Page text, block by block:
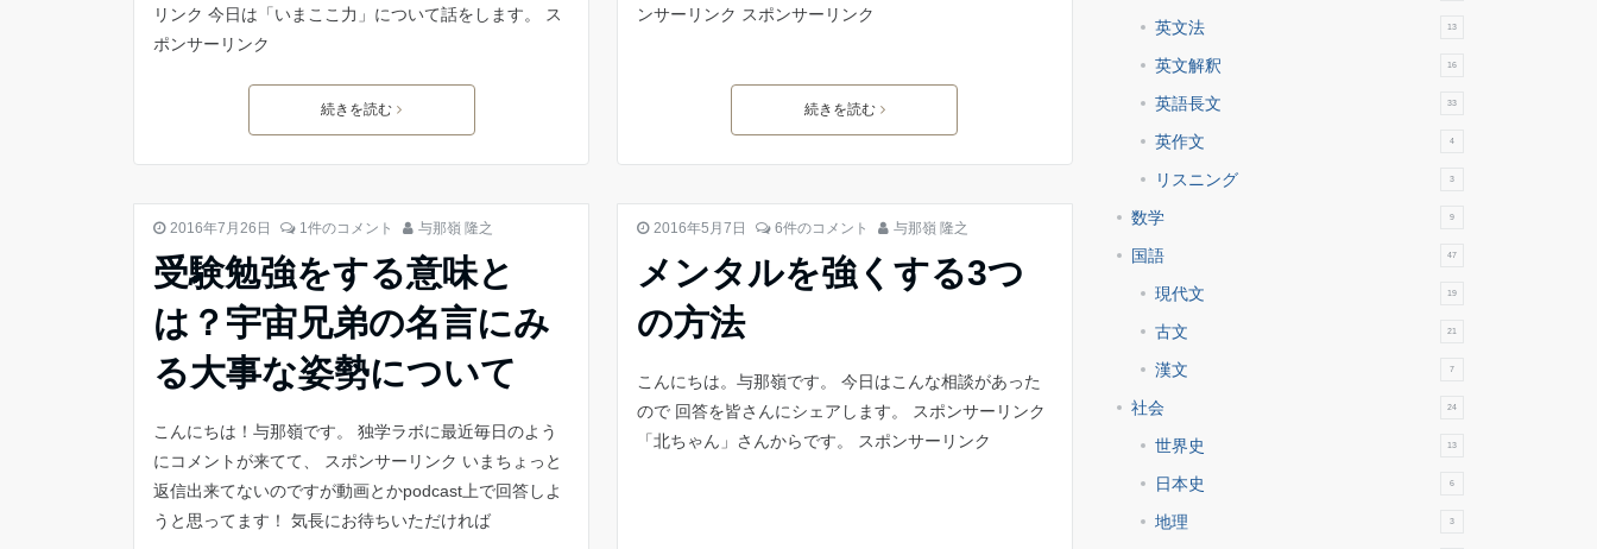
リンク 今日は「いまここ力」について話をします。 ス
ポンサーリンク
続きを読む
ンサーリンク スポンサーリンク
続きを読む
勉強 やる気
2016年7月26日 1件のコメント 与那嶺 隆之
受験勉強をする意味と
は？宇宙兄弟の名言にみ
る大事な姿勢について
こんにちは！与那嶺です。 独学ラボに最近毎日のよう
にコメントが来てて、 スポンサーリンク いまちょっと
返信出来てないのですが動画とかpodcast上で回答しよ
うと思ってます！ 気長にお待ちいただければ
勉強 やる気
2016年5月7日 6件のコメント 与那嶺 隆之
メンタルを強くする3つ
の方法
こんにちは。与那嶺です。 今日はこんな相談があった
ので 回答を皆さんにシェアします。 スポンサーリンク
「北ちゃん」さんからです。 スポンサーリンク
英文法 13
英文解釈 16
英語長文 33
英作文 4
リスニング 3
数学 9
国語 47
現代文 19
古文 21
漢文 7
社会 24
世界史 13
日本史 6
地理 3